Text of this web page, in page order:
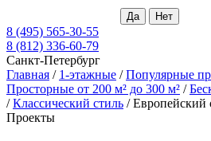
8 (495) 565-30-55
8 (812) 336-60-79
Санкт-Петербург
Главная / 1-этажные /Популярные
Просторные от 200 м² до 300 м² /
/Классический стиль /Европейский
Проекты